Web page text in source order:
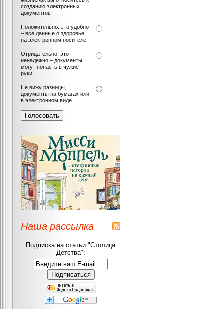
созданию электронных
документов
Положительно: это удобно
– все данные о здоровье
на электронном носителе
Отрицательно, это
ненадежно – документы
могут попасть в чужие
руки
Не вижу разницы,
документы на бумагах или
в электронном виде
Наша рассылка
Подписка на статьи "Столица
Детства":